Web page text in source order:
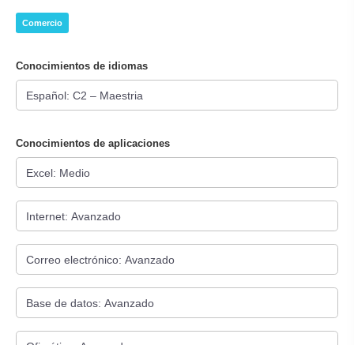
Comercio
Conocimientos de idiomas
Conocimientos de aplicaciones